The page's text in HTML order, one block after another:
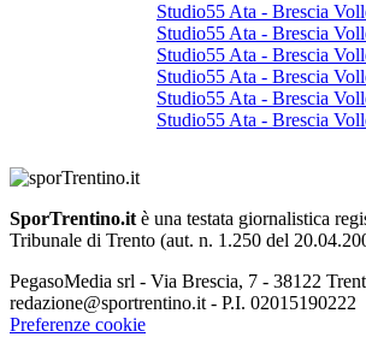
Studio55 Ata - Brescia
Studio55 Ata - Brescia
Studio55 Ata - Brescia
Studio55 Ata - Brescia
Studio55 Ata - Brescia
Studio55 Ata - Brescia
SporTrentino.it è una testata giornalistica
Tribunale di Trento (aut. n. 1.250 del
PegasoMedia srl - Via Brescia, 7 - 38122
redazione@sportrentino.it - P.I. 02015190222
Preferenze cookie